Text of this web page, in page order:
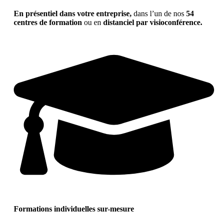
En présentiel dans votre entreprise, dans l’un de nos 54
centres de formation ou en distanciel par visioconférence.
Formations individuelles sur-mesure